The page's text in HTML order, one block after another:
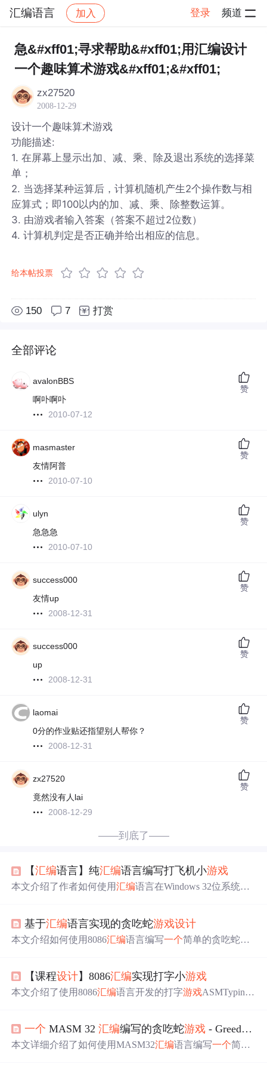
汇编语言 加入 登录 频道
社区 汇编语言 帖子详情
急&#xff01;寻求帮助&#xff01;用汇编设计
一个趣味算术游戏&#xff01;&#xff01;
zx27520
2008-12-29
设计一个趣味算术游戏
功能描述:
1. 在屏幕上显示出加、减、乘、除及退出系统的选择菜
单；
2. 当选择某种运算后，计算机随机产生2个操作数与相
应算式；即100以内的加、减、乘、除整数运算。
3. 由游戏者输入答案（答案不超过2位数）
4. 计算机判定是否正确并给出相应的信息。
给本帖投票
150 7 打赏
全部评论
avalonBBS
啊卟啊卟
2010-07-12
赞
masmaster
友情阿普
2010-07-10
赞
ulyn
急急急
2010-07-10
赞
success000
友情up
2008-12-31
赞
success000
up
2008-12-31
赞
laomai
0分的作业贴还指望别人帮你？
2008-12-31
赞
zx27520
竟然没有人lai
2008-12-29
赞
——到底了——
【汇编语言】纯汇编语言编写打飞机小游戏
本文介绍了作者如何使用汇编语言在Windows 32位系统上
骤。通过利用时钟中断实现键盘控制和敌人移动的同时响
应，提高了游戏体验。
基于汇编语言实现的贪吃蛇游戏设计
本文介绍如何使用8086汇编语言编写一个简单的贪吃蛇游
初学者学习与实践。
【课程设计】8086汇编实现打字小游戏
本文介绍了使用8086汇编语言开发的打字游戏ASMTyping
同界面、音效和自定义设置。文章提供了代码示例和执行
结果，强调代码仅供学习，禁止抄袭用于作业。
一个 MASM 32汇编编写的贪吃蛇游戏 - Greedy Snake
本文详细介绍了如何使用MASM32汇编语言编写一个简单